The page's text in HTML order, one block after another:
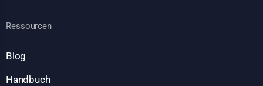
Ressourcen
Blog
Handbuch